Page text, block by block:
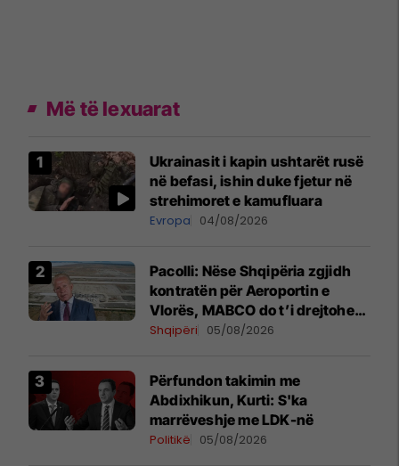
Më të lexuarat
Ukrainasit i kapin ushtarët rusë
në befasi, ishin duke fjetur në
strehimoret e kamufluara
Evropa 04/08/2026
Pacolli: Nëse Shqipëria zgjidh
kontratën për Aeroportin e
Vlorës, MABCO do t’i drejtohet
arbitrazhit ndërkombëtar
Shqipëri 05/08/2026
Përfundon takimin me
Abdixhikun, Kurti: S'ka
marrëveshje me LDK-në
Politikë 05/08/2026